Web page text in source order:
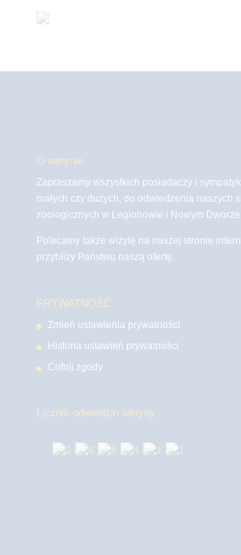
O witrynie
Zapraszamy wszystkich posiadaczy i
małych czy dużych, do odwiedzenia naszych
zoologicznych w Legionowie i Nowym
Polecamy także wizytę na naszej stronie
przybliży Państwu naszą ofertę.
PRYWATNOŚĆ
Zmień ustawienia prywatności
Historia ustawień prywatności
Cofnij zgody
Licznik odwiedzin witryny